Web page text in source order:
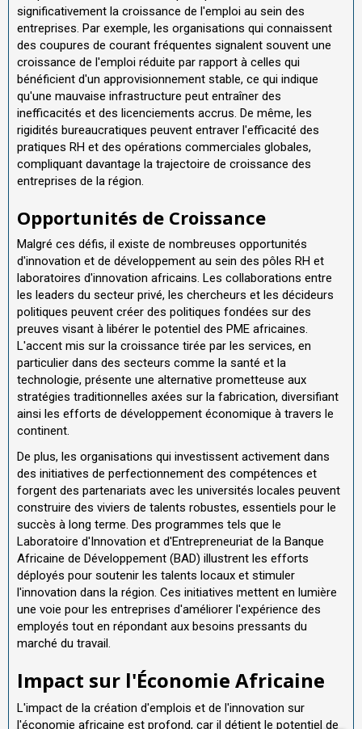
significativement la croissance de l'emploi au sein des
entreprises. Par exemple, les organisations qui connaissent
des coupures de courant fréquentes signalent souvent une
croissance de l'emploi réduite par rapport à celles qui
bénéficient d'un approvisionnement stable, ce qui indique
qu'une mauvaise infrastructure peut entraîner des
inefficacités et des licenciements accrus. De même, les
rigidités bureaucratiques peuvent entraver l'efficacité des
pratiques RH et des opérations commerciales globales,
compliquant davantage la trajectoire de croissance des
entreprises de la région.
Opportunités de Croissance
Malgré ces défis, il existe de nombreuses opportunités
d'innovation et de développement au sein des pôles RH et
laboratoires d'innovation africains. Les collaborations entre
les leaders du secteur privé, les chercheurs et les décideurs
politiques peuvent créer des politiques fondées sur des
preuves visant à libérer le potentiel des PME africaines.
L'accent mis sur la croissance tirée par les services, en
particulier dans des secteurs comme la santé et la
technologie, présente une alternative prometteuse aux
stratégies traditionnelles axées sur la fabrication, diversifiant
ainsi les efforts de développement économique à travers le
continent.
De plus, les organisations qui investissent activement dans
des initiatives de perfectionnement des compétences et
forgent des partenariats avec les universités locales peuvent
construire des viviers de talents robustes, essentiels pour le
succès à long terme. Des programmes tels que le
Laboratoire d'Innovation et d'Entrepreneuriat de la Banque
Africaine de Développement (BAD) illustrent les efforts
déployés pour soutenir les talents locaux et stimuler
l'innovation dans la région. Ces initiatives mettent en lumière
une voie pour les entreprises d'améliorer l'expérience des
employés tout en répondant aux besoins pressants du
marché du travail.
Impact sur l'Économie Africaine
L'impact de la création d'emplois et de l'innovation sur
l'économie africaine est profond, car il détient le potentiel de